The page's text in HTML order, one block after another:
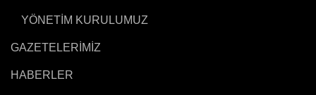
YÖNETİM KURULUMUZ
GAZETELERİMİZ
HABERLER